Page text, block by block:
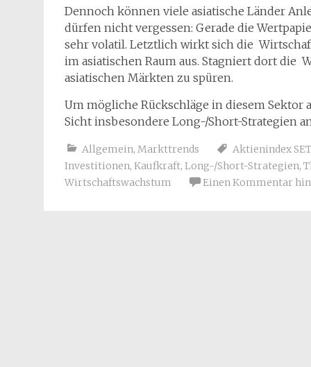
Dennoch können viele asiatische Länder
dürfen nicht vergessen: Gerade die
sehr volatil. Letztlich wirkt sich die
im asiatischen Raum aus. Stagniert dort die
asiatischen Märkten zu spüren.
Um mögliche Rückschläge in diesem Sektor
Sicht insbesondere Long-/Short-Strategien
Allgemein, Markttrends
Aktienindex SET
Investitionen, Kaufkraft, Long-/Short-Strategien,
Wirtschaftswachstum
Einen Kommentar